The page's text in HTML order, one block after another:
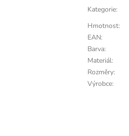
Kategorie:
Hmotnost:
EAN:
Barva:
Materiál:
Rozměry:
Výrobce: